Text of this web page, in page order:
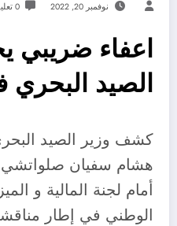
نوفمبر 20, 2022 0 تعليقات
اعفاء
الصيد البحري
كشف وزير الصيد
هشام سفيان
أمام لجنة المالية و
الوطني في إطار